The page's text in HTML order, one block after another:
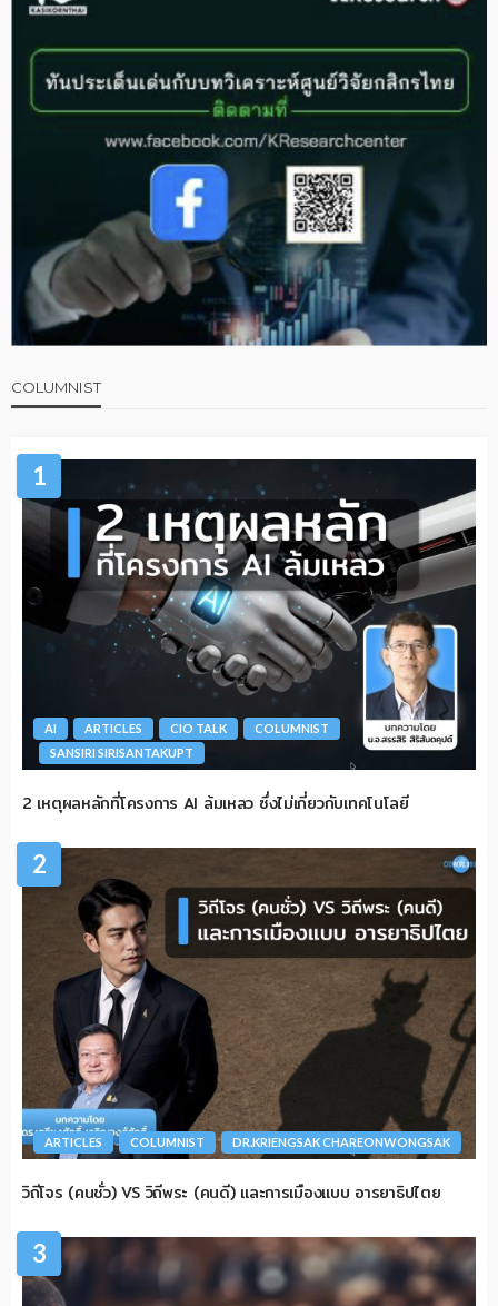
COLUMNIST
1
AI ARTICLES CIO TALK
COLUMNIST
SANSIRI SIRISANTAKUPT
2 เหตุผลหลักที่โครงการ AI ล้มเหลว ซึ่งไม่เกี่ยวกับเทคโนโลยี
2
ARTICLES COLUMNIST DR.KRIENGSAK CHAREONWONGSAK
วิถีโจร (คนชั่ว) VS วิถีพระ (คนดี) และการเมืองแบบ อารยาธิปไตย
3